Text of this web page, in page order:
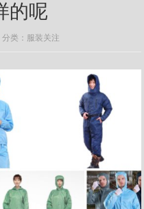
的呢
类： 服装关注